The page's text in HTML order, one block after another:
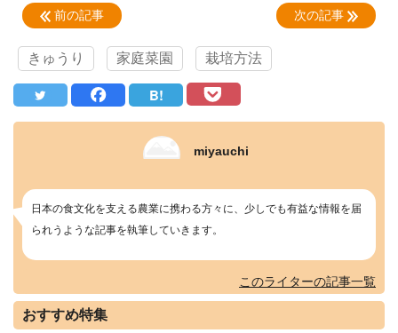
前の記事 次の記事
きゅうり 家庭菜園 栽培方法
B!
miyauchi
日本の食文化を支える農業に携わる方々に、少しでも有益な情報を届
られうような記事を執筆していきます。
このライターの記事一覧
おすすめ特集